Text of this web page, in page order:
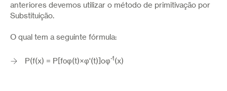
anteriores devemos utilizar o método de primitivação por
Substituição.
O qual tem a seguinte fórmula:
P(f(x) = P[fοφ(t)×φ'(t)]oφ-1(x)